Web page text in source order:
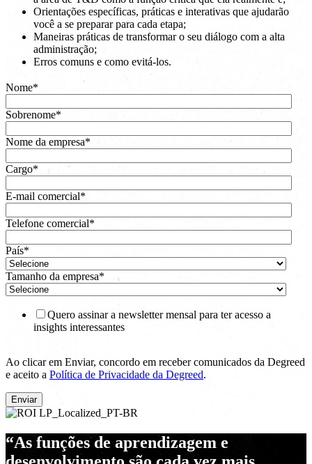
Orientações específicas, práticas e interativas que ajudarão
você a se preparar para cada etapa;
Maneiras práticas de transformar o seu diálogo com a alta
administração;
Erros comuns e como evitá-los.
Nome*
Sobrenome*
Nome da empresa*
Cargo*
E-mail comercial*
Telefone comercial*
País*
Tamanho da empresa*
Quero assinar a newsletter mensal para ter acesso a
insights interessantes
Ao clicar em Enviar, concordo em receber comunicados da Degreed
e aceito a Política de Privacidade da Degreed.
“As funções de aprendizagem e